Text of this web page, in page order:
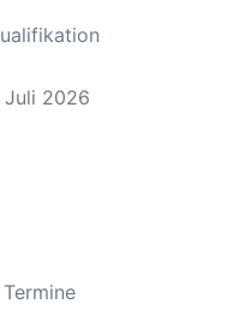
Juli 2026